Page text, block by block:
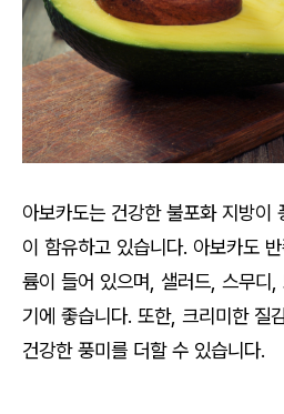
아보카도는 건강한 불포화 지방이
이 함유하고 있습니다. 아보카도
륨이 들어 있으며, 샐러드, 스무디
기에 좋습니다. 또한, 크리미한 질
건강한 풍미를 더할 수 있습니다.